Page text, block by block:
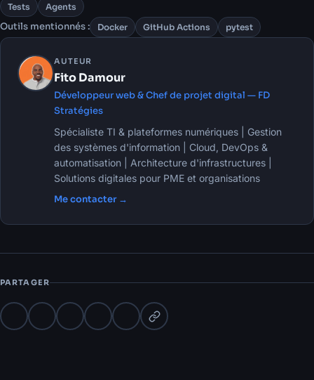
Tests
Agents
Outils mentionnés : Docker GitHub Actions pytest
AUTEUR
Fito Damour
Développeur web & Chef de projet digital — FD
Stratégies
Spécialiste TI & plateformes numériques | Gestion
des systèmes d'information | Cloud, DevOps &
automatisation | Architecture d'infrastructures |
Solutions digitales pour PME et organisations
Me contacter →
PARTAGER